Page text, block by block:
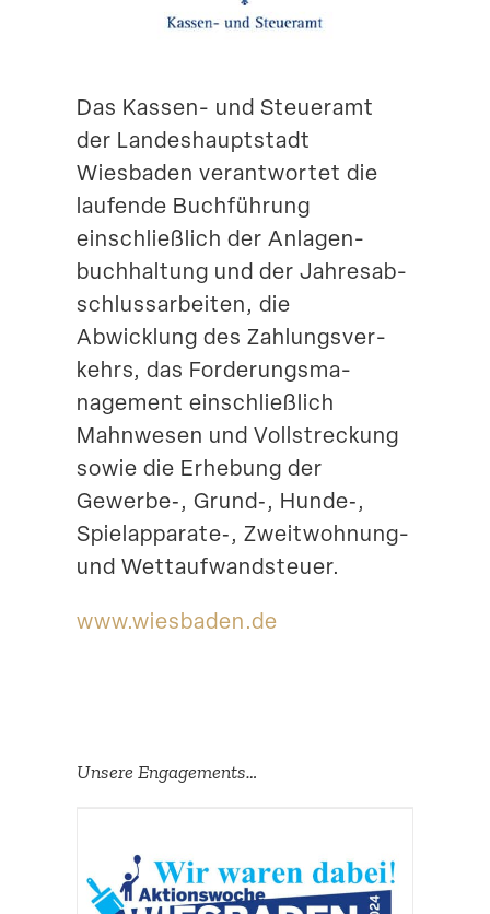
Suche
Das Kassen- und Steueramt
der Landes­haupt­stadt
Wiesbaden verant­wortet die
laufende Buchführung
einschließlich der Anlagen­
buch­haltung und der Jahres­ab­
schluss­ar­beiten, die
Abwicklung des Zahlungs­ver­
kehrs, das Forde­rungs­ma­
nagement einschließlich
Mahnwesen und Vollstre­ckung
sowie die Erhebung der
Gewerbe‑, Grund‑, Hunde‑,
Spielapparate‑, Zweitwohnung-
und Wettaufwandsteuer.
www​.wiesbaden​.de
Unsere Engage­ments…